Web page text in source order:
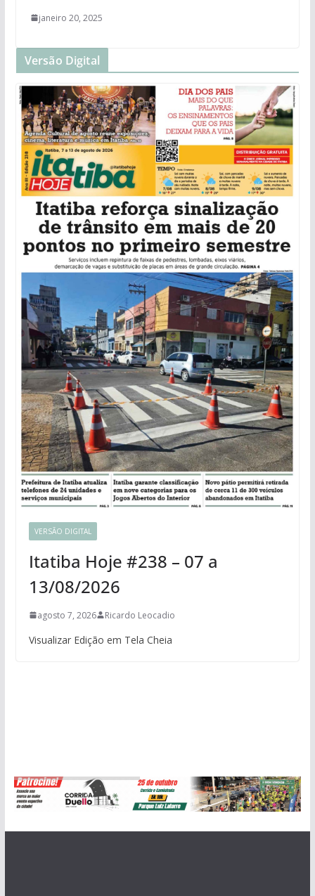
janeiro 20, 2025
Versão Digital
VERSÃO DIGITAL
Itatiba Hoje #238 – 07 a
13/08/2026
agosto 7, 2026 Ricardo Leocadio
Visualizar Edição em Tela Cheia